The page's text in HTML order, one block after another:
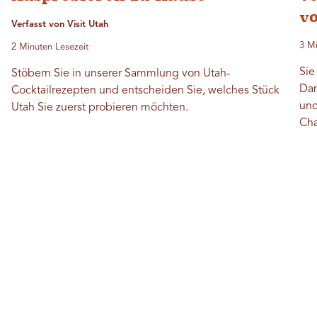
Verfasst von Visit Utah
2 Minuten Lesezeit
Stöbern Sie in unserer Sammlung von Utah-
Cocktailrezepten und entscheiden Sie, welches Stück
Utah Sie zuerst probieren möchten.
3